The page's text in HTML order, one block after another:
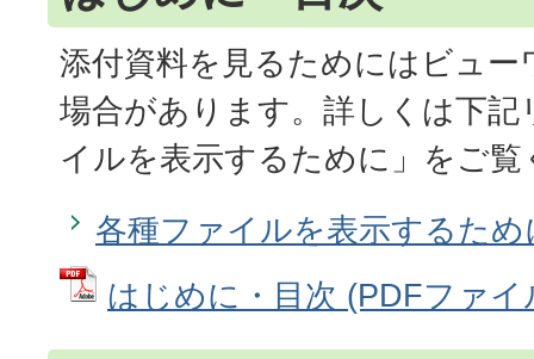
添付資料を見るためにはビュー
場合があります。詳しくは下記
イルを表示するために」をご覧
各種ファイルを表示するため
はじめに・目次 (PDFファイ